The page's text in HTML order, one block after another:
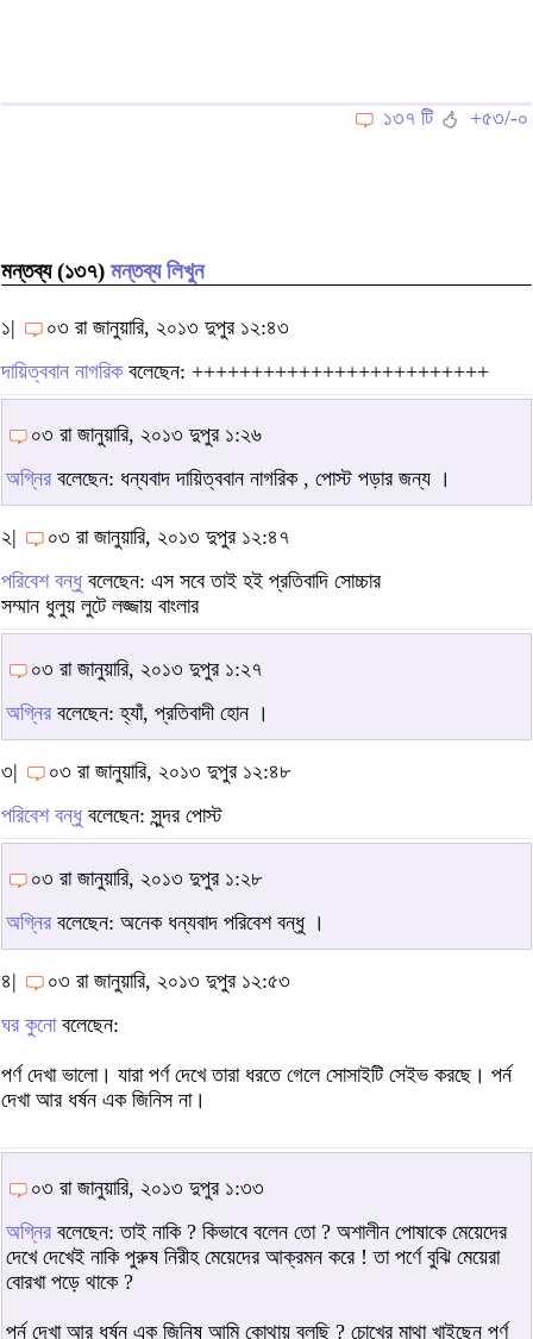
১৩৭ টি +৫৩/-০
মন্তব্য (১৩৭) মন্তব্য লিখুন
১|
০৩ রা জানুয়ারি, ২০১৩ দুপুর ১২:৪৩
দায়িত্ববান নাগরিকবলেছেন: +++++++++++++++++++++++++
০৩ রা জানুয়ারি, ২০১৩ দুপুর ১:২৬
অগ্নির বলেছেন: ধন্যবাদ দায়িত্ববান নাগরিক , পোস্ট পড়ার জন্য ।
২|
০৩ রা জানুয়ারি, ২০১৩ দুপুর ১২:৪৭
পরিবেশ বন্ধুবলেছেন: এস সবে তাই হই প্রতিবাদি সোচ্চার
সম্মান ধুলুয় লুটে লজ্জায় বাংলার
০৩ রা জানুয়ারি, ২০১৩ দুপুর ১:২৭
অগ্নির বলেছেন: হ্যাঁ, প্রতিবাদী হোন ।
৩|
০৩ রা জানুয়ারি, ২০১৩ দুপুর ১২:৪৮
পরিবেশ বন্ধুবলেছেন: সুন্দর পোস্ট
০৩ রা জানুয়ারি, ২০১৩ দুপুর ১:২৮
অগ্নির বলেছেন: অনেক ধন্যবাদ পরিবেশ বন্ধু ।
৪|
০৩ রা জানুয়ারি, ২০১৩ দুপুর ১২:৫৩
ঘর কুনোবলেছেন:
পর্ণ দেখা ভালো। যারা পর্ণ দেখে তারা ধরতে গেলে সোসাইটি সেইভ করছে। পর্ন
দেখা আর ধর্ষন এক জিনিস না।
০৩ রা জানুয়ারি, ২০১৩ দুপুর ১:৩৩
অগ্নির বলেছেন: তাই নাকি ? কিভাবে বলেন তো ? অশালীন পোষাকে মেয়েদের
দেখে দেখেই নাকি পুরুষ নিরীহ মেয়েদের আক্রমন করে ! তা পর্ণে বুঝি মেয়েরা
বোরখা পড়ে থাকে ?
পর্ন দেখা আর ধর্ষন এক জিনিষ আমি কোথায় বলছি ? চোখের মাথা খাইছেন পর্ণ